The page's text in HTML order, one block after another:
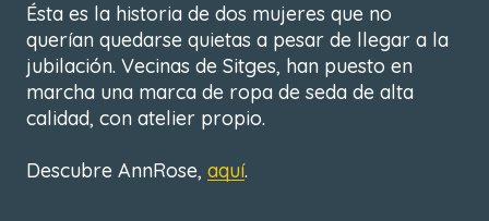
Ésta es la historia de dos mujeres que no
querían quedarse quietas a pesar de llegar a la
jubilación. Vecinas de Sitges, han puesto en
marcha una marca de ropa de seda de alta
calidad, con atelier propio.
Descubre AnnRose, aquí.